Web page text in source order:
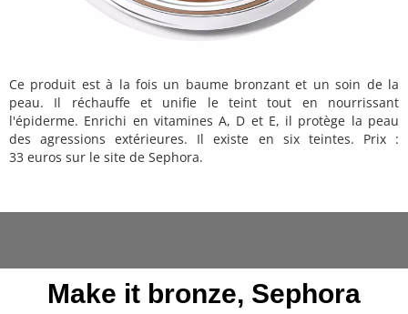
Ce produit est à la fois un baume bronzant et un soin de la
peau. Il réchauffe et unifie le teint tout en nourrissant
l'épiderme. Enrichi en vitamines A, D et E, il protège la peau
des agressions extérieures. Il existe en six teintes. Prix :
33 euros sur le site de Sephora.
Make it bronze, Sephora